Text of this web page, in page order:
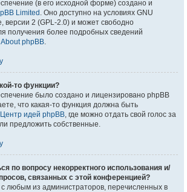
(в его исходной форме) создано и
Limited . Оно доступно на условиях GNU
версии 2 (GPL-2.0) и может свободно
получения более подробных сведений
About phpBB.
то функции?
было создано и лицензировано phpBB
что какая-то функция должна быть
Центр идей phpBB, где можно отдать свой голос за
предложить собственные.
по вопросу некорректного использования и/
связанных с этой конференцией?
любым из администраторов, перечисленных в